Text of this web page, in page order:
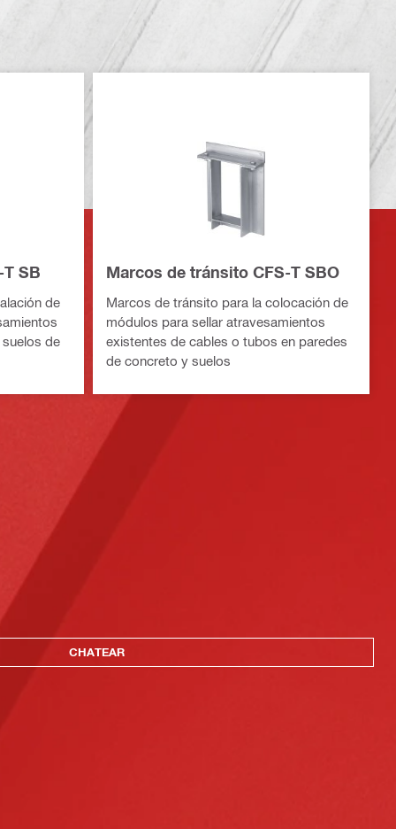
SB
de
de
Marcos de tránsito CFS-T SBO
Marcos de tránsito para la colocación de
módulos para sellar atravesamientos
existentes de cables o tubos en paredes
de concreto y suelos
CHATEAR